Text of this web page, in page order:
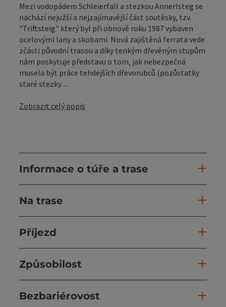
Mezi vodopádem Schleierfall a stezkou Annerlsteg se
nachází nejužší a nejzajímavější část soutěsky, tzv.
"Triftsteig" který byl při obnově roku 1987 vybaven
ocelovými lany a skobami. Nová zajištěná ferrata vede
zčásti původní trasou a díky tenkým dřevěným stupům
nám poskytuje představu o tom, jak nebezpečná
musela být práce tehdejších dřevorubců (pozůstatky
staré stezky ...
Zobrazit celý popis
Informace o túře a trase
Na trase
Příjezd
Způsobilost
Bezbariérovost